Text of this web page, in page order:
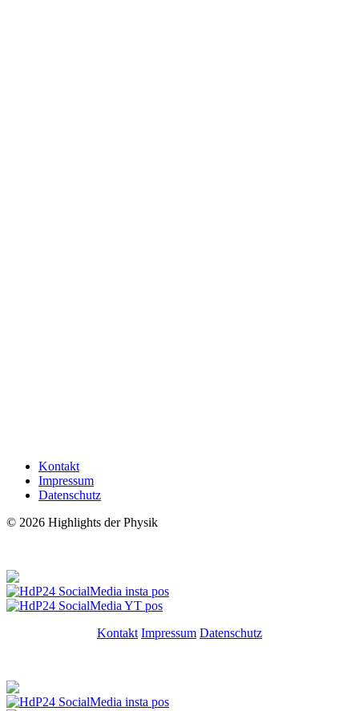
Kontakt
Impressum
Datenschutz
© 2026 Highlights der Physik
Kontakt Impressum Datenschutz